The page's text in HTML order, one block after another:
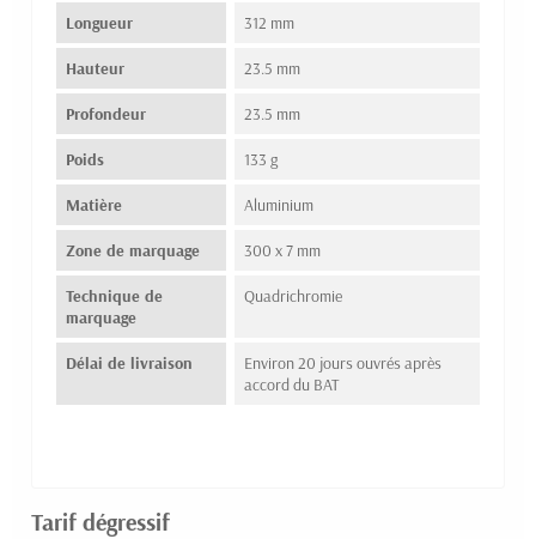
Longueur 312 mm
Hauteur 23.5 mm
Profondeur 23.5 mm
Poids 133 g
Matière Aluminium
Zone de marquage 300 x 7 mm
Technique de
marquage
Quadrichromie
Délai de livraison
Environ 20 jours ouvrés après
accord du BAT
Tarif dégressif